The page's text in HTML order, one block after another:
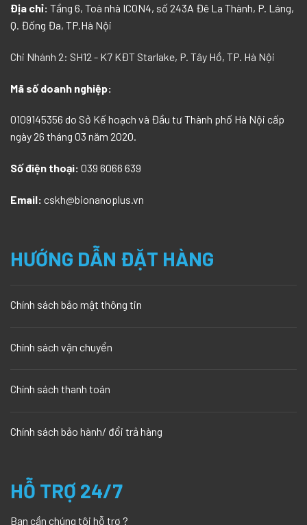
Địa chỉ: Tầng 6, Toà nhà ICON4, số 243A Đê La Thành, P. Láng,
Q. Đống Đa, TP.Hà Nội
Chi Nhánh 2: SH12 - K7 KĐT Starlake, P. Tây Hồ, TP. Hà Nội
Mã số doanh nghiệp:
0109145356 do Sở Kế hoạch và Đầu tư Thành phố Hà Nội cấp
ngày 26 tháng 03 năm 2020.
Số điện thoại: 039 6066 639
Email: cskh@bionanoplus.vn
HƯỚNG DẪN ĐẶT HÀNG
Chính sách bảo mật thông tin
Chính sách vận chuyển
Chính sách thanh toán
Chính sách bảo hành/ đổi trả hàng
HỖ TRỢ 24/7
Bạn cần chúng tôi hỗ trợ ?